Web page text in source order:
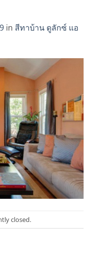
in สีทาบ้าน ดูลักซ์ แอ
closed.